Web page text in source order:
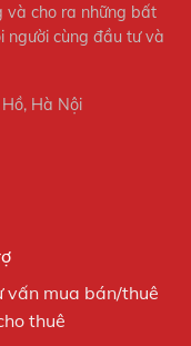
và cho ra những bất
người cùng đầu tư và
Hà Nội
vấn mua bán/thuê
thuê